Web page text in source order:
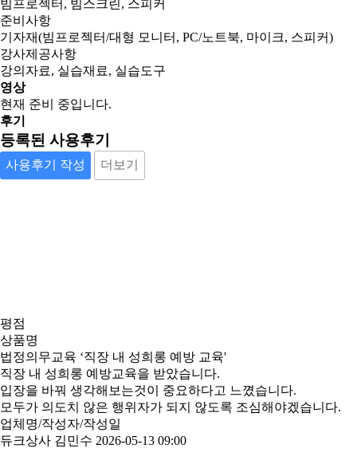
빔프로젝터, 빔스크린, 스피커
준비사항
기자재(빔프로젝터/대형 모니터, PC/노트북, 마이크, 스피커)
강사제공사항
강의자료, 실습재료, 실습도구
영상
현재 준비 중입니다.
후기
등록된 사용후기
사용후기 작성 더보기
평점
상품명
법정의무교육 ‘직장 내 성희롱 예방 교육'
직장 내 성희롱 예방교육을 받았습니다.
입장을 바꿔 생각해보는것이 중요하다고 느꼈습니다.
모두가 의도치 않은 행위자가 되지 않도록 조심해야겠습니다.
업체명/작성자/작성일
듀크상사 김민수 2026-05-13 09:00